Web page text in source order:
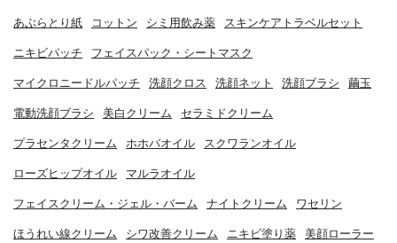
あぶらとり紙 コットン シミ用飲み薬 スキンケアトラベルセット
ニキビパッチ フェイスパック・シートマスク
マイクロニードルパッチ 洗顔クロス 洗顔ネット 洗顔ブラシ 繭玉
電動洗顔ブラシ 美白クリーム セラミドクリーム
プラセンタクリーム ホホバオイル スクワランオイル
ローズヒップオイル マルラオイル
フェイスクリーム・ジェル・バーム ナイトクリーム ワセリン
ほうれい線クリーム シワ改善クリーム ニキビ塗り薬 美顔ローラー